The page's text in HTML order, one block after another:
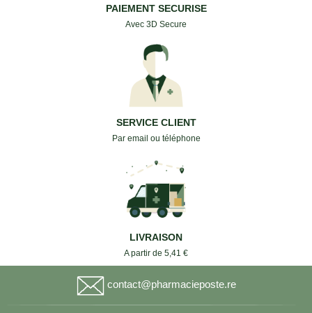
PAIEMENT SECURISE
Avec 3D Secure
SERVICE CLIENT
Par email ou téléphone
LIVRAISON
A partir de 5,41 €
contact@pharmacieposte.re